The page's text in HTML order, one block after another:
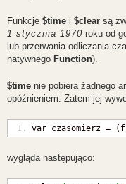
Funkcje $timei $clearsą
1 stycznia 1970 roku od
lub przerwania odliczania
natywnego Function).
$timenie pobiera żadnego
opóźnieniem. Zatem jej
var czasomierz =
wygląda następująco: